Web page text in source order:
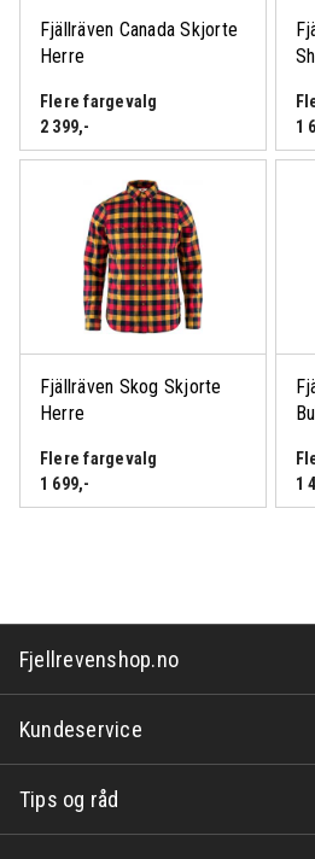
Fjällräven Canada Skjorte
Herre
Flere fargevalg
2 399,-
1
Fjällräven Skog Skjorte
Herre
Flere fargevalg
1 699,-
1
Fjellrevenshop.no
Kundeservice
Tips og råd